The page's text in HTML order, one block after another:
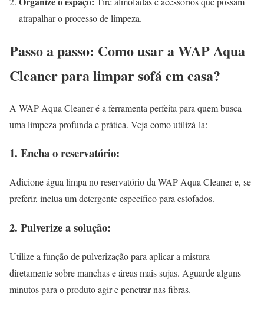
atrapalhar o processo de limpeza.
Passo a passo: Como usar a WAP Aqua
Cleaner para limpar sofá em casa?
A WAP Aqua Cleaner é a ferramenta perfeita para quem busca
uma limpeza profunda e prática. Veja como utilizá-la:
1. Encha o reservatório:
Adicione água limpa no reservatório da WAP Aqua Cleaner e, se
preferir, inclua um detergente específico para estofados.
2. Pulverize a solução:
Utilize a função de pulverização para aplicar a mistura
diretamente sobre manchas e áreas mais sujas. Aguarde alguns
minutos para o produto agir e penetrar nas fibras.